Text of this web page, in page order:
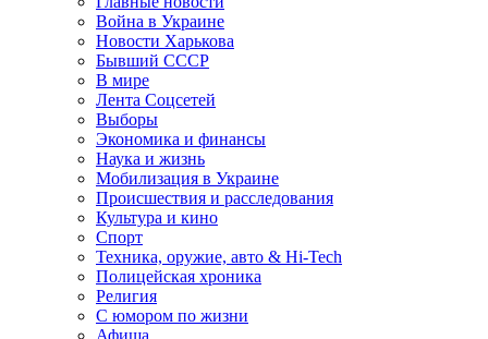
Война в Украине
Новости Харькова
Бывший СССР
В мире
Лента Соцсетей
Выборы
Экономика и финансы
Наука и жизнь
Мобилизация в Украине
Происшествия и расследования
Культура и кино
Спорт
Техника, оружие, авто & Hi-Tech
Полицейская хроника
Религия
С юмором по жизни
Афиша